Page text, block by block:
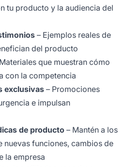
tu producto y la audiencia del
– Ejemplos reales de
del producto
que muestran cómo
con la competencia
exclusivas – Promociones
e impulsan
de producto – Mantén a los
funciones, cambios de
la empresa